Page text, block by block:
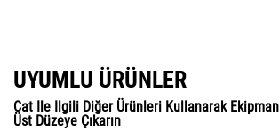
UYUMLU ÜRÜNLER
Cat Ile Ilgili Diğer Ürünleri Kullanarak Ekipman
Üst Düzeye Çıkarın